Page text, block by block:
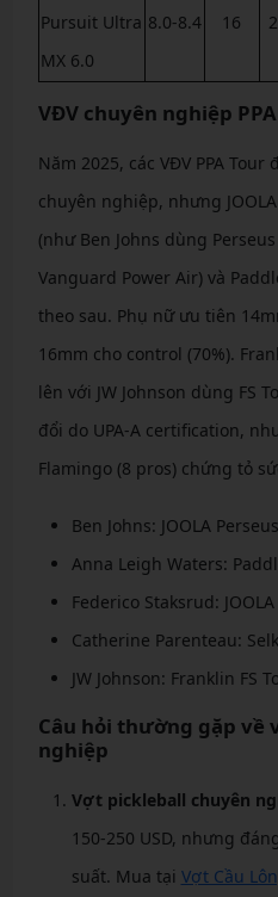
Pursuit Ultra
MX 6.0
8.0-8.4 16
VĐV chuyên nghiệp
Năm 2025, các VĐV PPA
chuyên nghiệp, nhưng
(như Ben Johns dùng
Vanguard Power Air) và
theo sau. Phụ nữ ưu tiên
16mm cho control (70%).
lên với JW Johnson dùng FS
đổi do UPA-A certification,
Flamingo (8 pros) chứng tỏ
Ben Johns: JOOLA
Anna Leigh Waters:
Federico Staksrud:
Catherine Parenteau:
JW Johnson: Franklin FS
Câu hỏi thường gặp về
nghiệp
Vợt pickleball chuyên
150-250 USD, nhưng
suất. Mua tại Vợt Cầu